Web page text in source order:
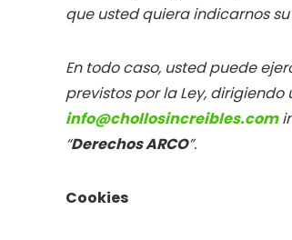
que usted quiera indicarnos
En todo caso, usted puede
previstos por la Ley,
info@chollosincreibles.com
“Derechos ARCO”.
Cookies